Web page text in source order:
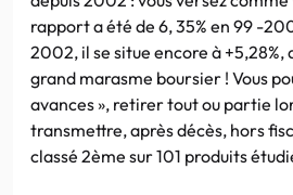
rapport a été de 6, 35% en 99 -
2002, il se situe encore à +5,28%,
grand marasme boursier ! Vous
avances », retirer tout ou partie
transmettre, après décès, hors
classé 2ème sur 101 produits